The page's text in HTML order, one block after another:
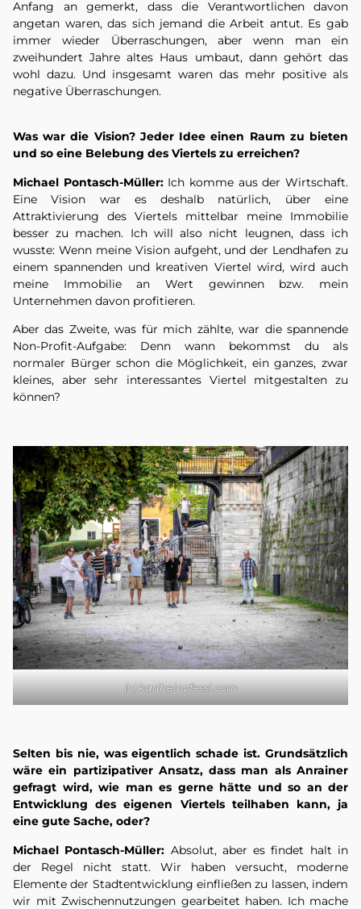
Anfang an gemerkt, dass die Verantwortlichen davon
angetan waren, das sich jemand die Arbeit antut. Es gab
immer wieder Überraschungen, aber wenn man ein
zweihundert Jahre altes Haus umbaut, dann gehört das
wohl dazu. Und insgesamt waren das mehr positive als
negative Überraschungen.
Was war die Vision? Jeder Idee einen Raum zu bieten
und so eine Belebung des Viertels zu erreichen?
Michael Pontasch-Müller:Ich komme aus der Wirtschaft.
Eine Vision war es deshalb natürlich, über eine
Attraktivierung des Viertels mittelbar meine Immobilie
besser zu machen. Ich will also nicht leugnen, dass ich
wusste: Wenn meine Vision aufgeht, und der Lendhafen zu
einem spannenden und kreativen Viertel wird, wird auch
meine Immobilie an Wert gewinnen bzw. mein
Unternehmen davon profitieren.
Aber das Zweite, was für mich zählte, war die spannende
Non-Profit-Aufgabe: Denn wann bekommst du als
normaler Bürger schon die Möglichkeit, ein ganzes, zwar
kleines, aber sehr interessantes Viertel mitgestalten zu
können?
(c) karlheinzfessl.com
Selten bis nie, was eigentlich schade ist. Grundsätzlich
wäre ein partizipativer Ansatz, dass man als Anrainer
gefragt wird, wie man es gerne hätte und so an der
Entwicklung des eigenen Viertels teilhaben kann, ja
eine gute Sache, oder?
Michael Pontasch-Müller: Absolut, aber es findet halt in
der Regel nicht statt. Wir haben versucht, moderne
Elemente der Stadtentwicklung einfließen zu lassen, indem
wir mit Zwischennutzungen gearbeitet haben. Ich mache